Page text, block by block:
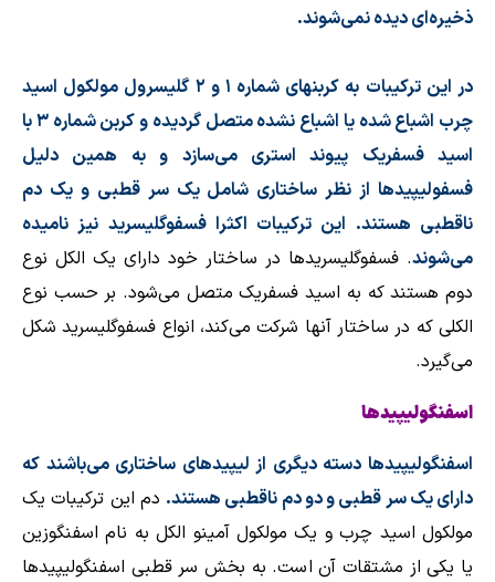
ذخیره‌ای دیده نمی‌شوند.
در این ترکیبات به کربنهای شماره ۱ و ۲ گلیسرول مولکول اسید
چرب اشباع شده یا اشباع نشده متصل گردیده و کربن شماره ۳ با
اسید فسفریک پیوند استری می‌سازد و به همین دلیل
فسفولیپیدها از نظر ساختاری شامل یک سر قطبی و یک دم
ناقطبی هستند. این ترکیبات اکثرا فسفوگلیسرید نیز نامیده
می‌شوند. فسفوگلیسریدها در ساختار خود دارای یک الکل نوع
دوم هستند که به اسید فسفریک متصل می‌شود. بر حسب نوع
الکلی که در ساختار آنها شرکت می‌کند، انواع فسفوگلیسرید شکل
می‌گیرد.
اسفنگولیپیدها
اسفنگولیپیدها دسته دیگری از لیپیدهای ساختاری می‌باشند که
دارای یک سر قطبی و دو دم ناقطبی هستند. دم این ترکیبات یک
مولکول اسید چرب و یک مولکول آمینو الکل به نام اسفنگوزین
یا یکی از مشتقات آن است. به بخش سر قطبی اسفنگولیپیدها